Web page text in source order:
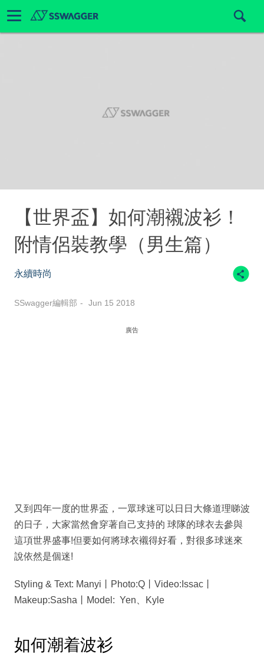
【世界盃】如何潮襯波衫！
附情侶裝教學（男生篇）
永續時尚
SSwagger編輯部 Jun 15 2018
廣告
又到四年一度的世界盃，一眾球迷可以日日大條道理睇波
的日子，大家當然會穿著自己支持的 球隊的球衣去參與
這項世界盛事!但要如何將球衣襯得好看，對很多球迷來
說依然是個迷!
Styling & Text: Manyi丨Photo:Q丨Video:Issac丨
Makeup:Sasha丨Model: Yen、Kyle
如何潮着波衫